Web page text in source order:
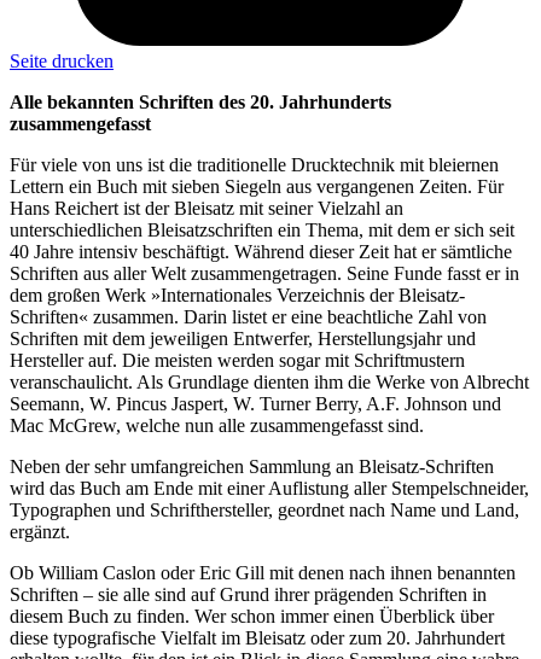
Seite drucken
Alle bekannten Schriften des 20. Jahrhunderts
zusammengefasst
Für viele von uns ist die traditionelle Drucktechnik mit bleiernen
Lettern ein Buch mit sieben Siegeln aus vergangenen Zeiten. Für
Hans Reichert ist der Bleisatz mit seiner Vielzahl an
unterschiedlichen Bleisatzschriften ein Thema, mit dem er sich seit
40 Jahre intensiv beschäftigt. Während dieser Zeit hat er sämtliche
Schriften aus aller Welt zusammengetragen. Seine Funde fasst er in
dem großen Werk »Internationales Verzeichnis der Bleisatz-
Schriften« zusammen. Darin listet er eine beachtliche Zahl von
Schriften mit dem jeweiligen Entwerfer, Herstellungsjahr und
Hersteller auf. Die meisten werden sogar mit Schriftmustern
veranschaulicht. Als Grundlage dienten ihm die Werke von Albrecht
Seemann, W. Pincus Jaspert, W. Turner Berry, A.F. Johnson und
Mac McGrew, welche nun alle zusammengefasst sind.
Neben der sehr umfangreichen Sammlung an Bleisatz-Schriften
wird das Buch am Ende mit einer Auflistung aller Stempelschneider,
Typographen und Schrifthersteller, geordnet nach Name und Land,
ergänzt.
Ob William Caslon oder Eric Gill mit denen nach ihnen benannten
Schriften – sie alle sind auf Grund ihrer prägenden Schriften in
diesem Buch zu finden. Wer schon immer einen Überblick über
diese typografische Vielfalt im Bleisatz oder zum 20. Jahrhundert